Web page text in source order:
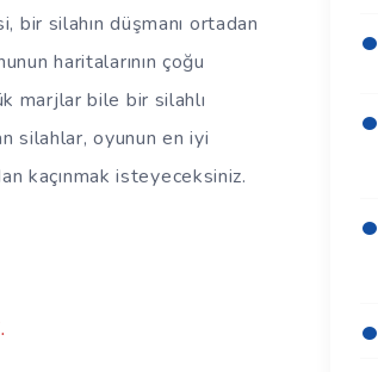
bir silahın düşmanı ortadan
haritalarının çoğu
marjlar bile bir silahlı
silahlar, oyunun en iyi
kaçınmak isteyeceksiniz.